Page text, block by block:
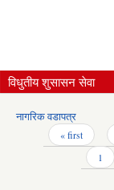
विधुतीय शुसासन सेवा
नागरिक वडापत्र
Pages « first
1